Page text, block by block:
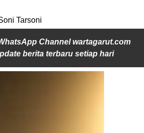
Tarsoni
Channel wartagarut.com
berita terbaru setiap hari